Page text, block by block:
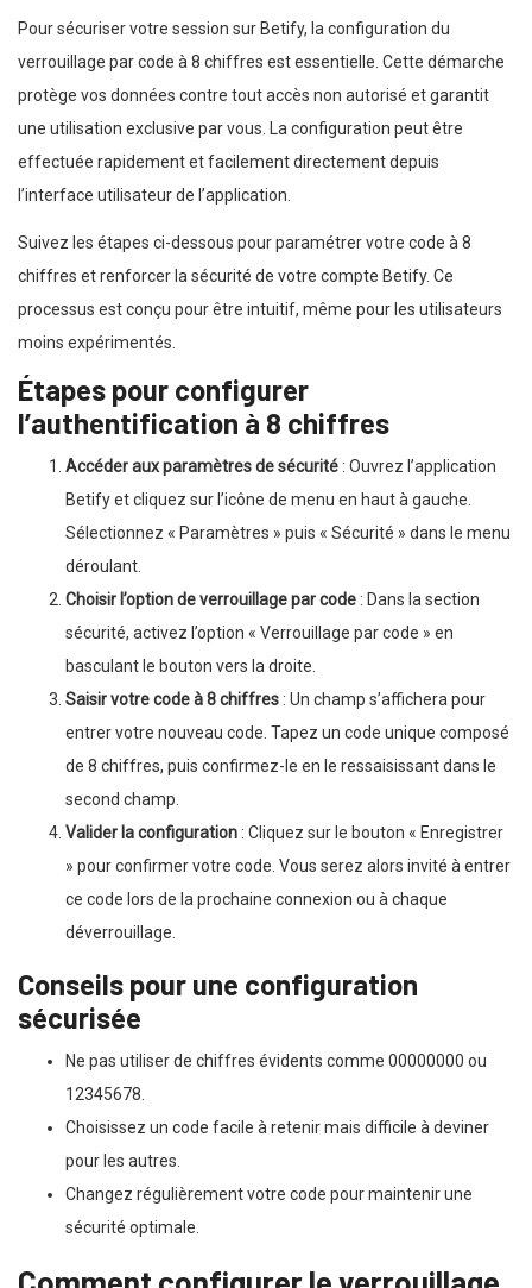
Pour sécuriser votre session sur Betify, la configuration du
verrouillage par code à 8 chiffres est essentielle. Cette démarche
protège vos données contre tout accès non autorisé et garantit
une utilisation exclusive par vous. La configuration peut être
effectuée rapidement et facilement directement depuis
l’interface utilisateur de l’application.
Suivez les étapes ci-dessous pour paramétrer votre code à 8
chiffres et renforcer la sécurité de votre compte Betify. Ce
processus est conçu pour être intuitif, même pour les utilisateurs
moins expérimentés.
Étapes pour configurer
l’authentification à 8 chiffres
Accéder aux paramètres de sécurité : Ouvrez l’application
Betify et cliquez sur l’icône de menu en haut à gauche.
Sélectionnez « Paramètres » puis « Sécurité » dans le menu
déroulant.
Choisir l’option de verrouillage par code : Dans la section
sécurité, activez l’option « Verrouillage par code » en
basculant le bouton vers la droite.
Saisir votre code à 8 chiffres : Un champ s’affichera pour
entrer votre nouveau code. Tapez un code unique composé
de 8 chiffres, puis confirmez-le en le ressaisissant dans le
second champ.
Valider la configuration : Cliquez sur le bouton « Enregistrer
» pour confirmer votre code. Vous serez alors invité à entrer
ce code lors de la prochaine connexion ou à chaque
déverrouillage.
Conseils pour une configuration
sécurisée
Ne pas utiliser de chiffres évidents comme 00000000 ou
12345678.
Choisissez un code facile à retenir mais difficile à deviner
pour les autres.
Changez régulièrement votre code pour maintenir une
sécurité optimale.